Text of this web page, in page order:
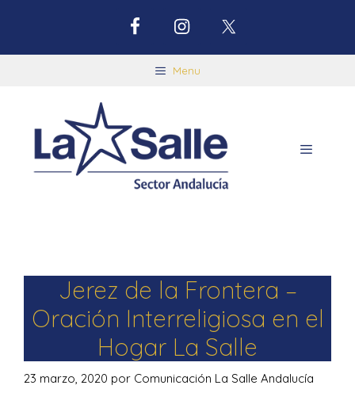
Menu
Jerez de la Frontera –
Oración Interreligiosa en el
Hogar La Salle
23 marzo, 2020 por Comunicación La Salle Andalucía